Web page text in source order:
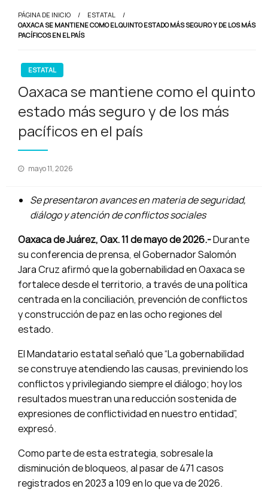
PÁGINA DE INICIO
ESTATAL
OAXACA SE MANTIENE COMO EL QUINTO ESTADO MÁS SEGURO Y DE LOS MÁS
PACÍFICOS EN EL PAÍS
ESTATAL
Oaxaca se mantiene como el quinto
estado más seguro y de los más
pacíficos en el país
Publicado
mayo 11, 2026
Se presentaron avances en materia de seguridad,
diálogo y atención de conflictos sociales
Oaxaca de Juárez, Oax. 11 de mayo de 2026.-Durante
su conferencia de prensa, el Gobernador Salomón
Jara Cruz afirmó que la gobernabilidad en Oaxaca se
fortalece desde el territorio, a través de una política
centrada en la conciliación, prevención de conflictos
y construcción de paz en las ocho regiones del
estado.
El Mandatario estatal señaló que “La gobernabilidad
se construye atendiendo las causas, previniendo los
conflictos y privilegiando siempre el diálogo; hoy los
resultados muestran una reducción sostenida de
expresiones de conflictividad en nuestro entidad”,
expresó.
Como parte de esta estrategia, sobresale la
disminución de bloqueos, al pasar de 471 casos
registrados en 2023 a 109 en lo que va de 2026.